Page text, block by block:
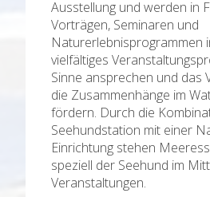
Ausstellung und werden in
Vorträgen, Seminaren und
Naturerlebnisprogrammen
vielfältiges
Sinne ansprechen und das
die Zusammenhänge im
fördern. Durch die
Seehundstation mit einer
Einrichtung stehen
speziell der Seehund im
Veranstaltungen.